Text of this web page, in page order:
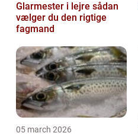
Glarmester i lejre sådan
vælger du den rigtige
fagmand
05 march 2026